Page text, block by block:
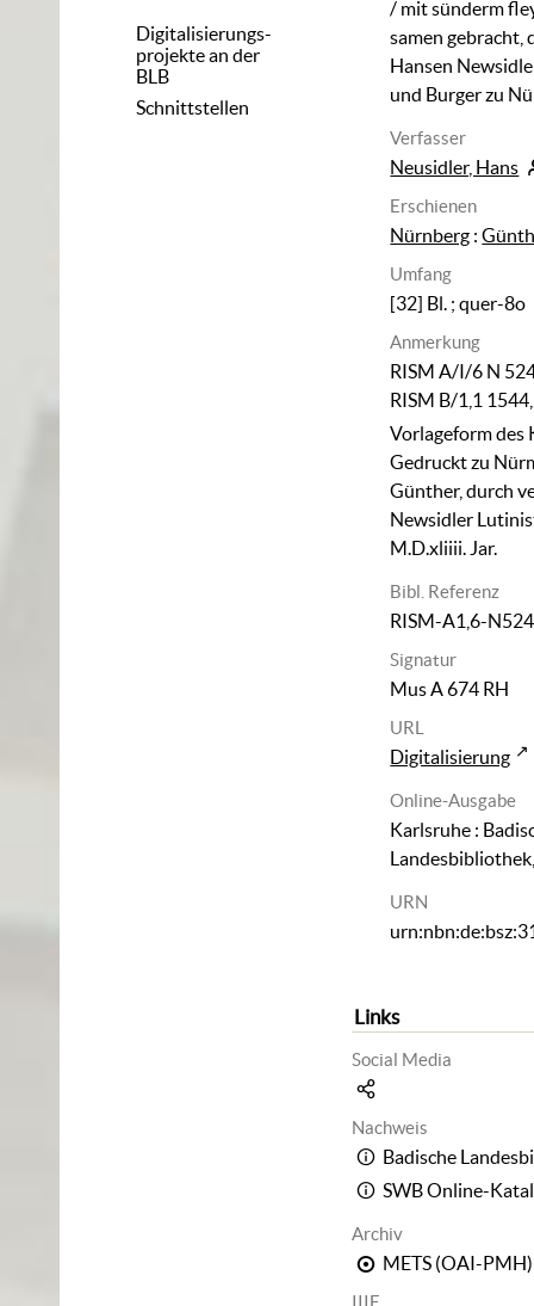
Digitalisierungs-
projekte an der
BLB
Schnittstellen
/ mit sünderm
samen gebracht,
Hansen
und Burger zu
Verfasser
Neusidler, Hans
Erschienen
Nürnberg :
Umfang
[32] Bl. ; quer-8o
Anmerkung
RISM A/I/6 N
RISM B/1,1
Vorlageform des
Gedruckt zu
Günther, durch
Newsidler
M.D.xliiii. Jar.
Bibl. Referenz
RISM-A1,6-N524
Signatur
Mus A 674 RH
URL
Digitalisierung
Online-Ausgabe
Karlsruhe :
URN
Links
Social Media
Nachweis
Badische
SWB Online-
Archiv
METS (OAI-PMH)
IIIF